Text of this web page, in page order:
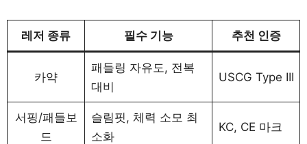
레저 종류 필수 기능 추천 인증
카약
패들링 자유도, 전복
대비
USCG Type III
서핑/패들보
드
슬림핏, 체력 소모 최
소화
KC, CE 마크